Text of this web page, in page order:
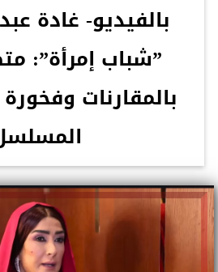
بالفيديو- غادة
”شباب إمرأة”:
بالمقارنات